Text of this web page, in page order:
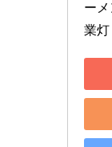
ー
業灯